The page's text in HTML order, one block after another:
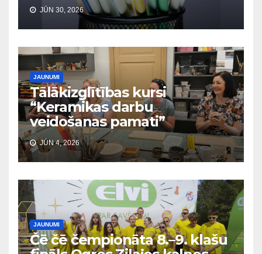
JŪN 30, 2026
JAUNUMI
Tālākizglītības kursi
“Keramikas darbu
veidošanas pamati”
JŪN 4, 2026
JAUNUMI
Čē čē čempionāta 8.–9. klašu